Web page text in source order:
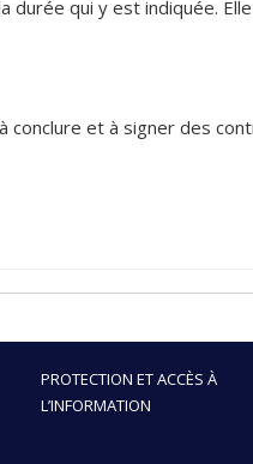
durée qui y est indiquée.
et à signer des
PROTECTION ET ACCÈS À
L’INFORMATION